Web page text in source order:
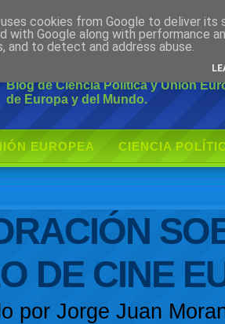
Blog de Ciencia Política y Unión
de Europa y del Mundo.
EUROPEA CIENCIA
DE CINE
por Jorge Juan
cookies from Google to deliver its
with Google along with performance
and to detect and address abuse.